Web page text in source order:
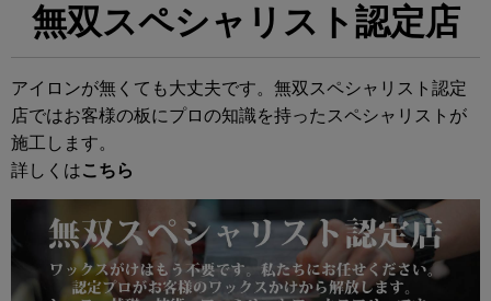
無双スペシャリスト認定店
アイロンが無くても大丈夫です。無双スペシャリスト認定
店ではお客様の板にプロの知識を持ったスペシャリストが
施工します。
詳しくはこちら